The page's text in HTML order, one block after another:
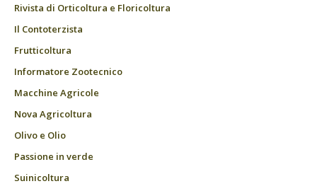
Rivista di Orticoltura e Floricoltura
Il Contoterzista
Frutticoltura
Informatore Zootecnico
Macchine Agricole
Nova Agricoltura
Olivo e Olio
Passione in verde
Suinicoltura